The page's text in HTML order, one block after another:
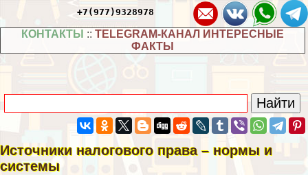
+7(977)9328978
КОНТАКТЫ :: TELEGRAM-КАНАЛ ИНТЕРЕСНЫЕ
ФАКТЫ
Источники налогового права – нормы и
системы